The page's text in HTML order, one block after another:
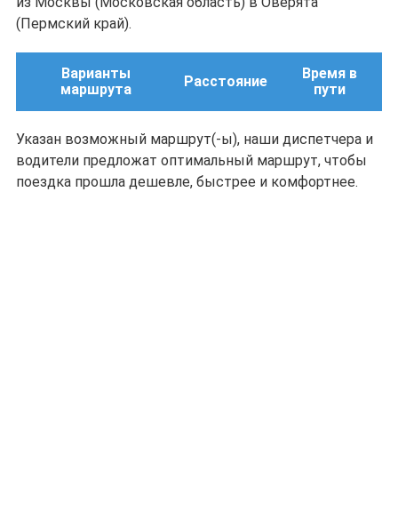
(Пермский край).
Варианты
маршрута
Расстояние
Время в
пути
Указан возможный маршрут(-ы), наши диспетчера и
водители предложат оптимальный маршрут, чтобы
поездка прошла дешевле, быстрее и комфортнее.